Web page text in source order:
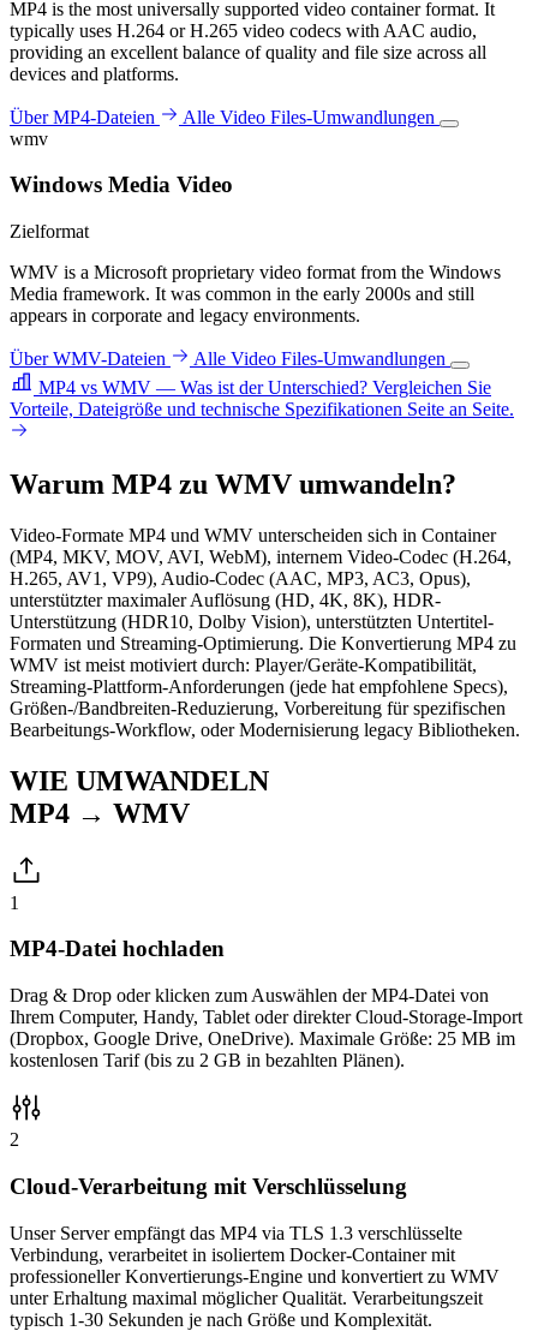
MP4 is the most universally supported video container format. It
typically uses H.264 or H.265 video codecs with AAC audio,
providing an excellent balance of quality and file size across all
devices and platforms.
Über MP4-Dateien
Alle Video Files-Umwandlungen
wmv
Windows Media Video
Zielformat
WMV is a Microsoft proprietary video format from the Windows
Media framework. It was common in the early 2000s and still
appears in corporate and legacy environments.
Über WMV-Dateien
Alle Video Files-Umwandlungen
MP4 vs WMV — Was ist der Unterschied? Vergleichen Sie
Vorteile, Dateigröße und technische Spezifikationen Seite an Seite.
Warum MP4 zu WMV umwandeln?
Video-Formate MP4 und WMV unterscheiden sich in Container
(MP4, MKV, MOV, AVI, WebM), internem Video-Codec (H.264,
H.265, AV1, VP9), Audio-Codec (AAC, MP3, AC3, Opus),
unterstützter maximaler Auflösung (HD, 4K, 8K), HDR-
Unterstützung (HDR10, Dolby Vision), unterstützten Untertitel-
Formaten und Streaming-Optimierung. Die Konvertierung MP4 zu
WMV ist meist motiviert durch: Player/Geräte-Kompatibilität,
Streaming-Plattform-Anforderungen (jede hat empfohlene Specs),
Größen-/Bandbreiten-Reduzierung, Vorbereitung für spezifischen
Bearbeitungs-Workflow, oder Modernisierung legacy Bibliotheken.
WIE UMWANDELN
MP4 → WMV
1
MP4-Datei hochladen
Drag & Drop oder klicken zum Auswählen der MP4-Datei von
Ihrem Computer, Handy, Tablet oder direkter Cloud-Storage-Import
(Dropbox, Google Drive, OneDrive). Maximale Größe: 25 MB im
kostenlosen Tarif (bis zu 2 GB in bezahlten Plänen).
2
Cloud-Verarbeitung mit Verschlüsselung
Unser Server empfängt das MP4 via TLS 1.3 verschlüsselte
Verbindung, verarbeitet in isoliertem Docker-Container mit
professioneller Konvertierungs-Engine und konvertiert zu WMV
unter Erhaltung maximal möglicher Qualität. Verarbeitungszeit
typisch 1-30 Sekunden je nach Größe und Komplexität.